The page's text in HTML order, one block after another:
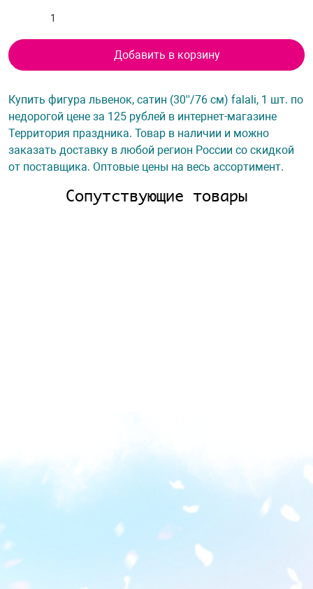
Добавить в корзину
Купить фигура львенок, сатин (30''/76 см) falali, 1 шт. по
недорогой цене за 125 рублей в интернет-магазине
Территория праздника. Товар в наличии и можно
заказать доставку в любой регион России со скидкой
от поставщика. Оптовые цены на весь ассортимент.
Сопутствующие товары